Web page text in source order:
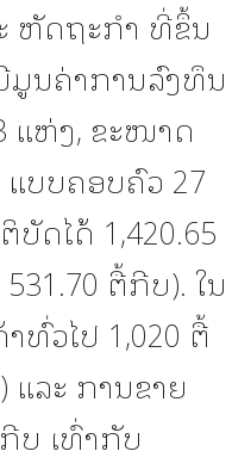
ຫັດຖະກໍາ ທີ່ຂຶ້ນ
ນຄ່າການລົງທຶນ
ແຫ່ງ, ຂະໜາດ
ບບຄອບຄົວ 27
ດໄດ້ 1,420.65
ຕື້ກີບ). ໃນ
ທົ່ວໄປ 1,020 ຕື້
ແລະ ການຂາຍ
ບ ເທົ່າກັບ